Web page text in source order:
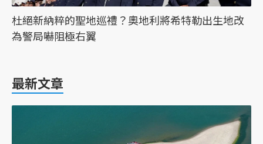
杜絕新納粹的聖地巡禮？奧地利將希特勒出生地改
為警局嚇阻極右翼
最新文章